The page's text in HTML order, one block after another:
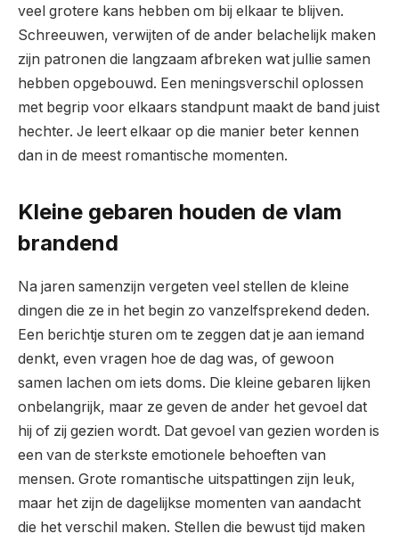
veel grotere kans hebben om bij elkaar te blijven.
Schreeuwen, verwijten of de ander belachelijk maken
zijn patronen die langzaam afbreken wat jullie samen
hebben opgebouwd. Een meningsverschil oplossen
met begrip voor elkaars standpunt maakt de band juist
hechter. Je leert elkaar op die manier beter kennen
dan in de meest romantische momenten.
Kleine gebaren houden de vlam
brandend
Na jaren samenzijn vergeten veel stellen de kleine
dingen die ze in het begin zo vanzelfsprekend deden.
Een berichtje sturen om te zeggen dat je aan iemand
denkt, even vragen hoe de dag was, of gewoon
samen lachen om iets doms. Die kleine gebaren lijken
onbelangrijk, maar ze geven de ander het gevoel dat
hij of zij gezien wordt. Dat gevoel van gezien worden is
een van de sterkste emotionele behoeften van
mensen. Grote romantische uitspattingen zijn leuk,
maar het zijn de dagelijkse momenten van aandacht
die het verschil maken. Stellen die bewust tijd maken